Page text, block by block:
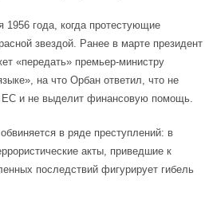
1956 года, когда протестующие
звездой. Ранее в марте президент
«передать» премьер-министру
на что Орбан ответил, что не
ЕС и не выделит финансовую помощь.
в ряде преступлений: в
акты, приведшие к
последствий фигурирует гибель